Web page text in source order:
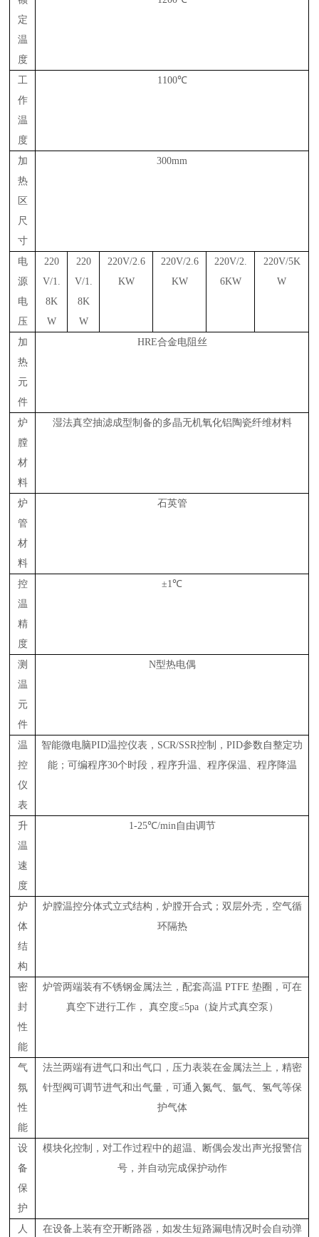
定
温
度
工
作
温
度
1100℃
加
热
区
尺
寸
300mm
电
源
电
压
220
V/1.
8K
W
220
V/1.
8K
W
220V/2.6
KW
220V/2.6
KW
220V/2.
6KW
220V/5K
W
加
热
元
件
HRE合金电阻丝
炉
膛
材
料
湿法真空抽滤成型制备的多晶无机氧化铝陶瓷纤维材料
炉
管
材
料
石英管
控
温
精
度
±1℃
测
温
元
件
N型热电偶
温
控
仪
表
智能微电脑PID温控仪表， SCR/SSR控制，PID参数自整定功
能；可编程序30个时段，程序升温、程序保温、程序降温
升
温
速
度
1-25℃/min自由调节
炉
体
结
构
炉膛温控分体式立式结构，炉膛开合式；双层外壳，空气循
环隔热
密
封
性
能
炉管两端装有不锈钢金属法兰，配套高温 PTFE 垫圈，可在
真空下进行工作， 真空度≤5pa（旋片式真空泵）
气
氛
性
能
法兰两端有进气口和出气口，压力表装在金属法兰上，精密
针型阀可调节进气和出气量，可通入氮气、氩气、氢气等保
护气体
设
备
保
护
模块化控制，对工作过程中的超温、断偶会发出声光报警信
号，并自动完成保护动作
人
在设备上装有空开断路器，如发生短路漏电情况时会自动弹